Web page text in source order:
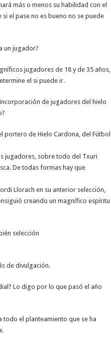
más o menos su habilidad con el
el pase no es bueno no se puede
un jugador?
jugadores de 18 y de 35 años,
el si puede ir.
de jugadores del hielo
portero de Hielo Cardona, del Fútbol
jugadores, sobre todo del Txuri
De todas formas hay que
Llorach en su anterior selección,
creando un magnífico espíritu
selección
de divulgación.
Lo digo por lo que pasó el año
todo el planteamiento que se ha